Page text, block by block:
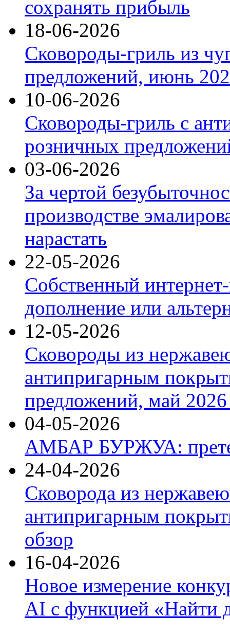
сохранять прибыль
18-06-2026
Сковороды-гриль из
предложений, июнь
10-06-2026
Сковороды-гриль с
розничных
03-06-2026
За чертой
производстве
нарастать
22-05-2026
Собственный
дополнение или
12-05-2026
Сковороды из
антипригарным
предложений, май 2026
04-05-2026
АМБАР БУРЖУА:
24-04-2026
Сковорода из
антипригарным
обзор
16-04-2026
Новое измерение
AI с функцией «Найти